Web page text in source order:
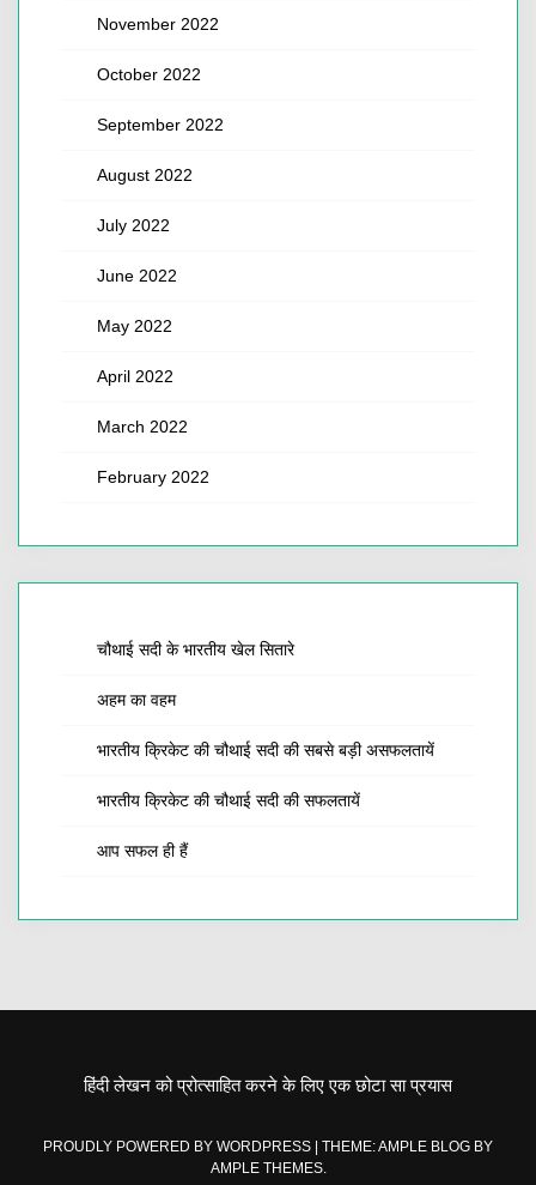
November 2022
October 2022
September 2022
August 2022
July 2022
June 2022
May 2022
April 2022
March 2022
February 2022
चौथाई सदी के भारतीय खेल सितारे
अहम का वहम
भारतीय क्रिकेट की चौथाई सदी की सबसे बड़ी असफलतायें
भारतीय क्रिकेट की चौथाई सदी की सफलतायें
आप सफल ही हैं
हिंदी लेखन को प्रोत्साहित करने के लिए एक छोटा सा प्रयास
PROUDLY POWERED BY WORDPRESS
THEME: AMPLE BLOG BY
AMPLE THEMES.